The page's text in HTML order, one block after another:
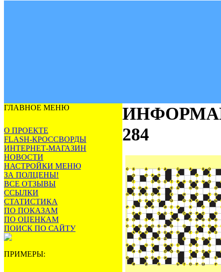
ГЛАВНОЕ МЕНЮ
О ПРОЕКТЕ
FLASH-КРОССВОРДЫ
ИНТЕРНЕТ-МАГАЗИН
НОВОСТИ
НАСТРОЙКИ МЕНЮ
ЗА ПОЛЦЕНЫ!
ВСЕ ОТЗЫВЫ
ССЫЛКИ
СТАТИСТИКА
ПО ПОКАЗАМ
ПО ОЦЕНКАМ
ПОИСК ПО САЙТУ
ПРИМЕРЫ:
284